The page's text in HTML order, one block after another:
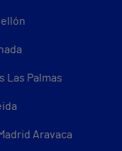
Las Palmas
Aravaca